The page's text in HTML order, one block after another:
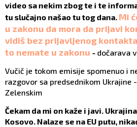
video sa nekim zbog te i te
tu slučajno našao tu tog dana. Mi
u zakonu da mora da prijavi
vidiš bez prijavljenog
to nemate u zakonu - dočarava
Vučič je tokom emisije spomenuo i
razgovor sa predsednikom Ukrajine
Zelenskim
Čekam da mi on kaže i javi.
Kosovo. Nalaze se na EU putu,